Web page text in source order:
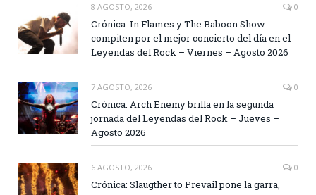
8 AGOSTO, 2026 0
Crónica: In Flames y The Baboon Show
compiten por el mejor concierto del día en el
Leyendas del Rock – Viernes – Agosto 2026
7 AGOSTO, 2026 0
Crónica: Arch Enemy brilla en la segunda
jornada del Leyendas del Rock – Jueves –
Agosto 2026
6 AGOSTO, 2026 0
Crónica: Slaugther to Prevail pone la garra,